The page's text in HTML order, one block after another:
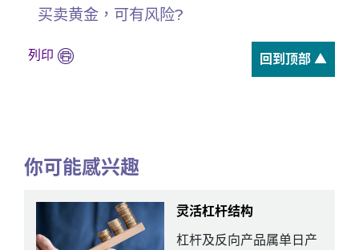
买卖黄金，可有风险?
列印 回到顶部 ▲
你可能感兴趣
灵活杠杆结构
杠杆及反向产品属单日产